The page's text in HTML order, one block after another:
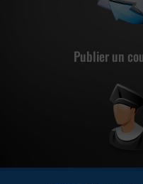
Publier un